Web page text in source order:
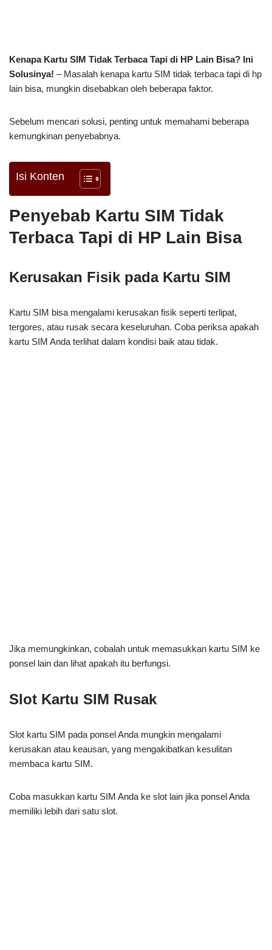
Kenapa Kartu SIM Tidak Terbaca Tapi di HP Lain Bisa? Ini
Solusinya! – Masalah kenapa kartu SIM tidak terbaca tapi di hp
lain bisa, mungkin disebabkan oleh beberapa faktor.
Sebelum mencari solusi, penting untuk memahami beberapa
kemungkinan penyebabnya.
Isi Konten
Penyebab Kartu SIM Tidak
Terbaca Tapi di HP Lain Bisa
Kerusakan Fisik pada Kartu SIM
Kartu SIM bisa mengalami kerusakan fisik seperti terlipat,
tergores, atau rusak secara keseluruhan. Coba periksa apakah
kartu SIM Anda terlihat dalam kondisi baik atau tidak.
Jika memungkinkan, cobalah untuk memasukkan kartu SIM ke
ponsel lain dan lihat apakah itu berfungsi.
Slot Kartu SIM Rusak
Slot kartu SIM pada ponsel Anda mungkin mengalami
kerusakan atau keausan, yang mengakibatkan kesulitan
membaca kartu SIM.
Coba masukkan kartu SIM Anda ke slot lain jika ponsel Anda
memiliki lebih dari satu slot.